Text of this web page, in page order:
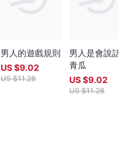
男人的遊戲規則
US $9.02
US $11.28
男人是會說話
青瓜
US $9.02
US $11.28